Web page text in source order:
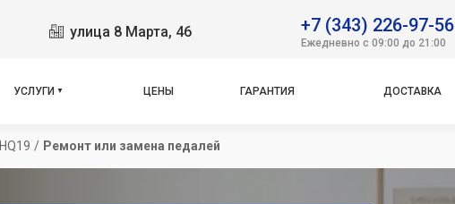
улица 8 Марта, 46 +7 (343) 226-97-56
Ежедневно с 09:00 до 21:00
УСЛУГИ ЦЕНЫ ГАРАНТИЯ ДОСТАВКА
HQ19 / Ремонт или замена педалей